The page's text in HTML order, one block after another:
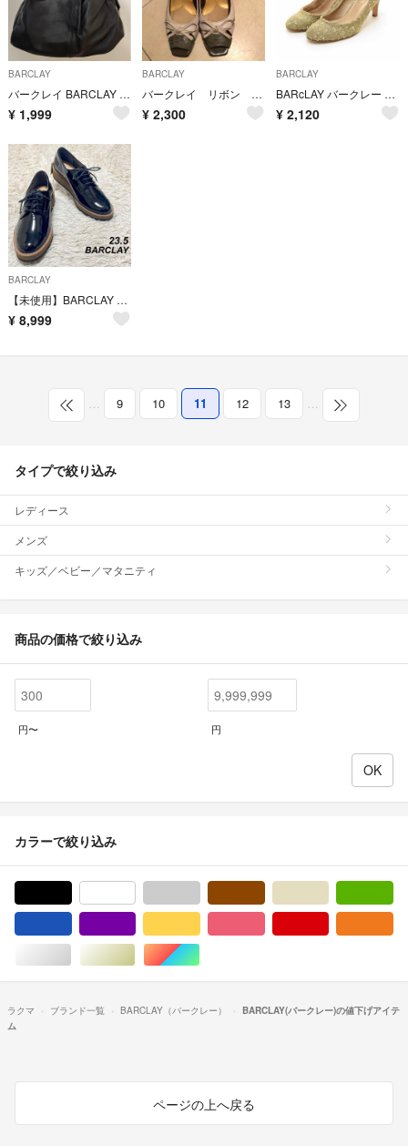
BARCLAY
バークレイ BARCLAY ハンドバッグ ショルダーバッグ レディース 黒
¥ 1,999
BARCLAY
バークレイ リボン パンプス 23.5 EE
¥ 2,300
BARCLAY
BARcLAY バークレー ○パンプス ラメジャガードハイヒール サイズ23.5cm/H7cm レディース 日本製 ベージュ ゴールド
¥ 2,120
BARCLAY
【未使用】BARCLAY レザーシューズ 本革 エナメル 黒 23.5
¥ 8,999
… 9 10 11 12 13 …
タイプで絞り込み
レディース
メンズ
キッズ／ベビー／マタニティ
商品の価格で絞り込み
円〜 円
カラーで絞り込み
シルバー/銀色系ゴールド/金色系マルチカラー
ラクマ ブランド一覧 BARCLAY（バークレー）
BARCLAY(バークレー)の値下げアイテ
ム
ページの上へ戻る